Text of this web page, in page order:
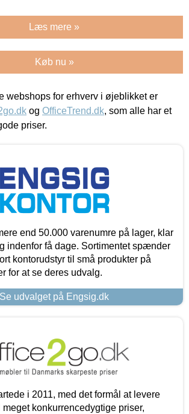
Læs mere »
Køb nu »
webshops for erhverv i øjeblikket er
og OfficeTrend.dk, som alle har et
priser.
end 50.000 varenumre på lager, klar
indenfor få dage. Sortimentet spænder
kontorudstyr til små produkter på
for at se deres udvalg.
Se udvalget på Engsig.dk
i 2011, med det formål at levere
konkurrencedygtige priser,